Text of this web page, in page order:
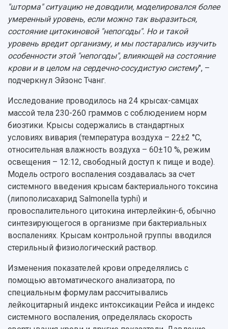
"шторма" ситуацию не доводили, моделировался более
умеренный уровень, если можно так выразиться,
состояние цитокиновой "непогоды". Но и такой
уровень вредит организму, и мы постарались изучить
особенности этой "непогоды", влияющей на состояние
крови и в целом на сердечно-сосудистую систему", –
подчеркнул Эйзонс Тчанг.
Исследование проводилось на 24 крысах-самцах
массой тела 230-260 граммов с соблюдением норм
биоэтики. Крысы содержались в стандартных
условиях вивария (температура воздуха – 22±2 °С,
относительная влажность воздуха – 60±10 %, режим
освещения – 12:12, свободный доступ к пище и воде).
Модель острого воспаления создавалась за счет
системного введения крысам бактериального токсина
(липополисахарид Salmonella typhi) и
провоспалительного цитокина интерлейкин-6, обычно
синтезирующегося в организме при бактериальных
воспалениях. Крысам контрольной группы вводился
стерильный физиологический раствор.
Изменения показателей крови определялись с
помощью автоматического анализатора, по
специальным формулам рассчитывались
лейкоцитарный индекс интоксикации Рейса и индекс
системного воспаления, определялась скорость